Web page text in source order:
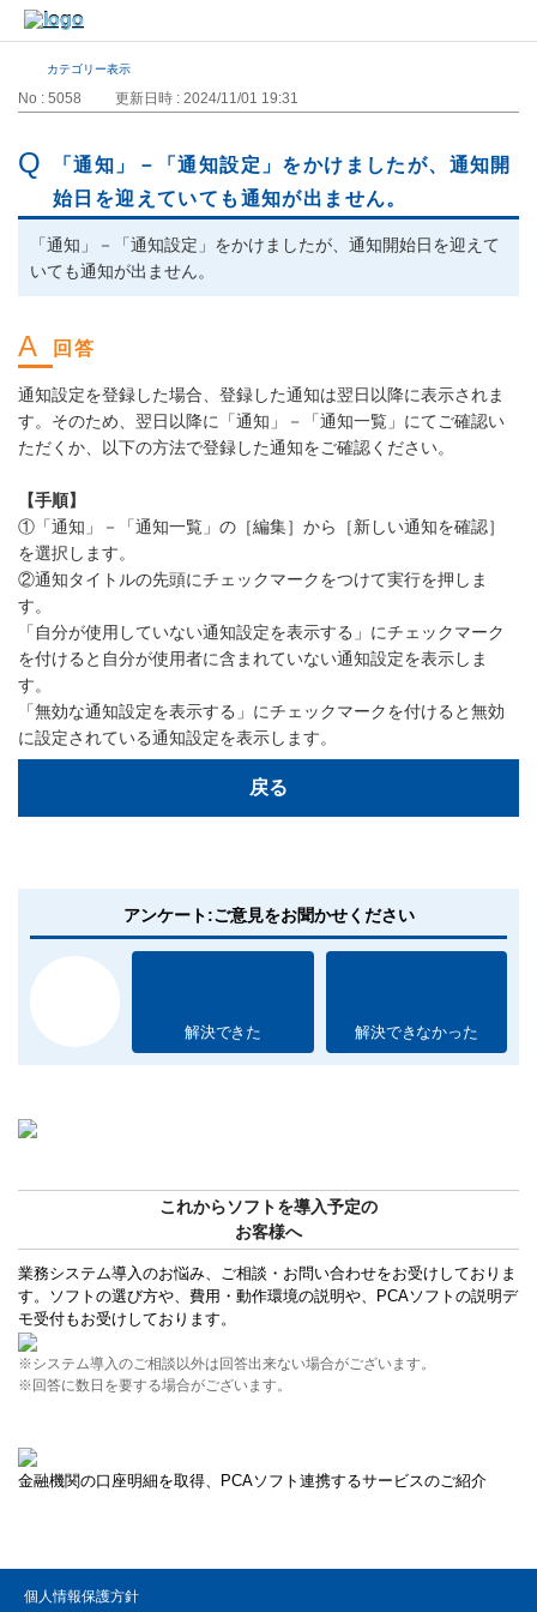
カテゴリー表示
No : 5058 更新日時 : 2024/11/01 19:31
「通知」－「通知設定」をかけましたが、通知開
始日を迎えていても通知が出ません。
「通知」－「通知設定」をかけましたが、通知開始日を迎えて
いても通知が出ません。
通知設定を登録した場合、登録した通知は翌日以降に表示されま
す。そのため、翌日以降に「通知」－「通知一覧」にてご確認い
ただくか、以下の方法で登録した通知をご確認ください。
【手順】
①「通知」－「通知一覧」の［編集］から［新しい通知を確認］
を選択します。
②通知タイトルの先頭にチェックマークをつけて実行を押しま
す。
「自分が使用していない通知設定を表示する」にチェックマーク
を付けると自分が使用者に含まれていない通知設定を表示しま
す。
「無効な通知設定を表示する」にチェックマークを付けると無効
に設定されている通知設定を表示します。
戻る
アンケート:ご意見をお聞かせください
解決できた 解決できなかった
これからソフトを導入予定の
お客様へ
業務システム導入のお悩み、ご相談・お問い合わせをお受けしておりま
す。ソフトの選び方や、費用・動作環境の説明や、PCAソフトの説明デ
モ受付もお受けしております。
※システム導入のご相談以外は回答出来ない場合がございます。
※回答に数日を要する場合がございます。
金融機関の口座明細を取得、PCAソフト連携するサービスのご紹介
個人情報保護方針